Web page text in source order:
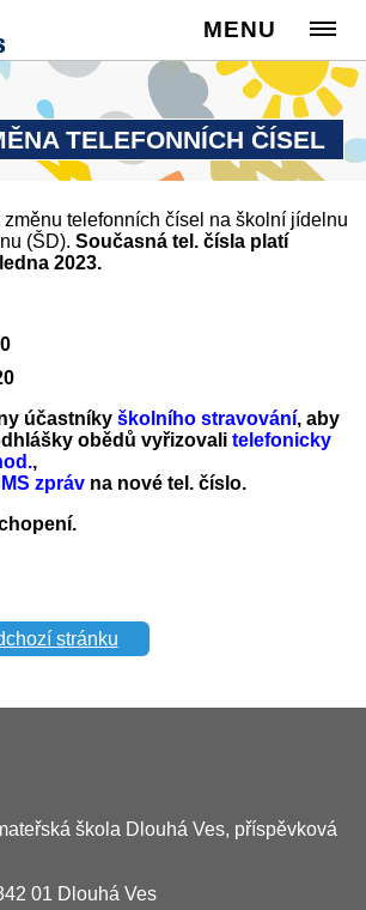
MENU
TELEFONNÍCH ČÍSEL
telefonních čísel na školní jídelnu
(ŠD). Současná tel. čísla platí
2023.
účastníky školního stravování, aby
obědů vyřizovali telefonicky
,
zpráv na nové tel. číslo.
stránku
škola Dlouhá Ves, příspěvková
01 Dlouhá Ves